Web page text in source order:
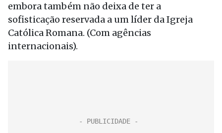
embora também não deixa de ter a
sofisticação reservada a um líder da Igreja
Católica Romana. (Com agências
internacionais).